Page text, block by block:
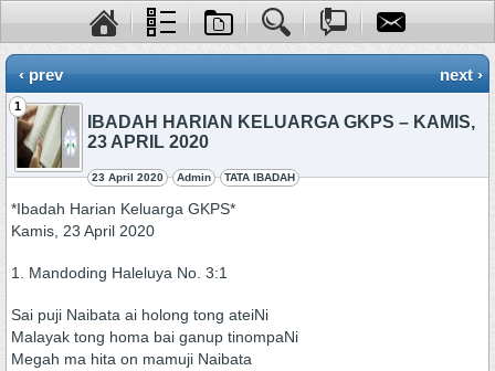
‹ prev next ›
1
IBADAH HARIAN KELUARGA GKPS – KAMIS,
23 APRIL 2020
23 April 2020 Admin TATA IBADAH
*Ibadah Harian Keluarga GKPS*
Kamis, 23 April 2020
1. Mandoding Haleluya No. 3:1
Sai puji Naibata ai holong tong ateiNi
Malayak tong homa bai ganup tinompaNi
Megah ma hita on mamuji Naibata